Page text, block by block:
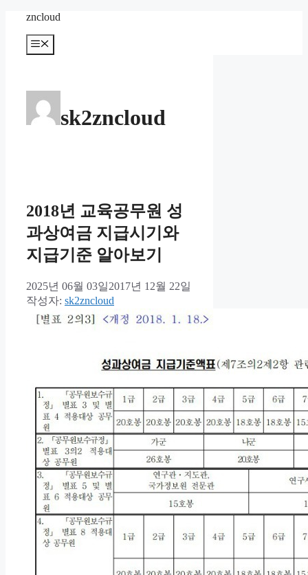
zncloud
메
뉴
sk2zncloud
2018년 교육공무원 성
과상여금 지급시기와
지급기준 알아보기
2025년 06월 03일2017년 12월 22일
작성자: sk2zncloud